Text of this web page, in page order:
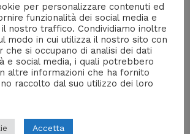
the code” active=”no”]
per personalizzare contenuti ed
funzionalità dei social media e
nostro traffico. Condividiamo inoltre
modo in cui utilizza il nostro sito con
si occupano di analisi dei dati
e social media, i quali potrebbero
altre informazioni che ha fornito
raccolto dal suo utilizzo dei loro
Accetta